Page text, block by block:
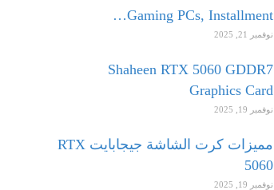
Gaming PCs, Installment…
نوفمبر 21, 2025
Shaheen RTX 5060 GDDR7
Graphics Card
نوفمبر 19, 2025
مميزات كرت الشاشة جيجابايت RTX
5060
نوفمبر 19, 2025